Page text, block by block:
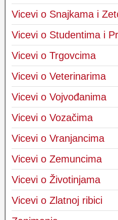
Vicevi o Snajkama i
Vicevi o Studentima i
Vicevi o Trgovcima
Vicevi o Veterinarima
Vicevi o Vojvođanima
Vicevi o Vozačima
Vicevi o Vranjancima
Vicevi o Zemuncima
Vicevi o Životinjama
Vicevi o Zlatnoj ribici